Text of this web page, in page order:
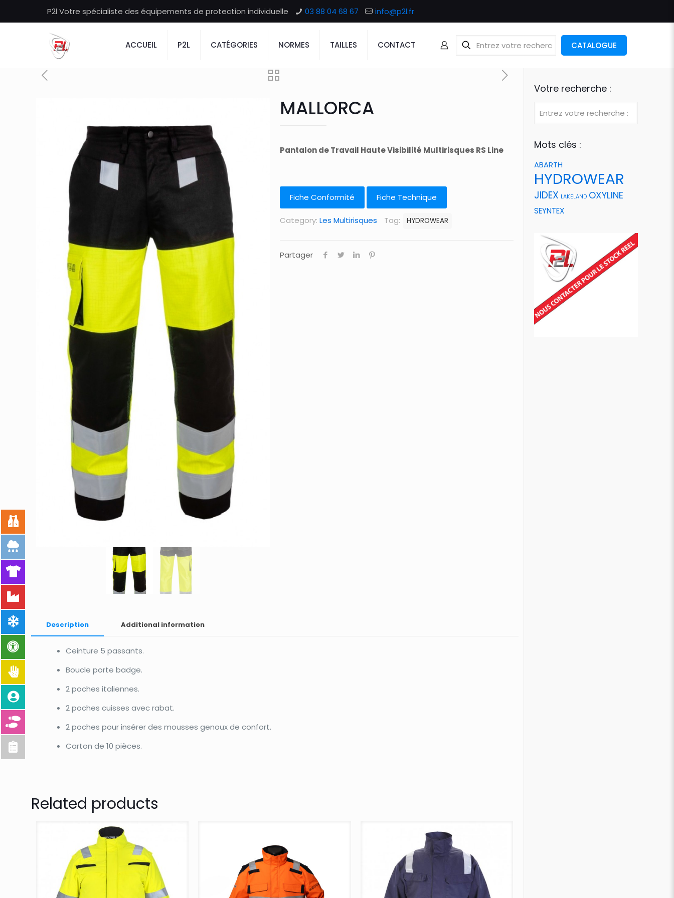
P2l Votre spécialiste des équipements de protection individuelle 03 88 04 68 67 info@p2l.fr
ACCUEIL P2L CATÉGORIES NORMES TAILLES CONTACT CATALOGUE
MALLORCA
Pantalon de Travail Haute Visibilité Multirisques RS Line
Fiche Conformité Fiche Technique
Category: Les Multirisques Tag: HYDROWEAR
Partager
Description Additional information
Ceinture 5 passants.
Boucle porte badge.
2 poches italiennes.
2 poches cuisses avec rabat.
2 poches pour insérer des mousses genoux de confort.
Carton de 10 pièces.
Related products
Votre recherche :
Mots clés :
ABARTH
HYDROWEAR
JIDEX LAKELAND OXYLINE
SEYNTEX